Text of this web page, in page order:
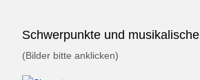
Schwerpunkte und
(Bilder bitte anklicken)